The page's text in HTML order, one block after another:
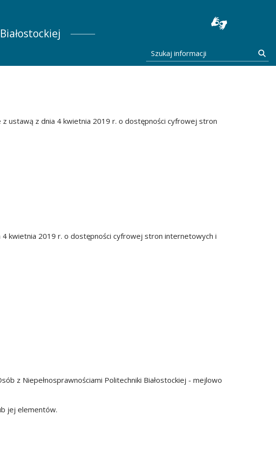
Szukaj informacji
z ustawą z dnia 4 kwietnia 2019 r. o dostępności cyfrowej stron
kwietnia 2019 r. o dostępności cyfrowej stron internetowych i
z Niepełnosprawnościami Politechniki Białostockiej - mejlowo
jej elementów.